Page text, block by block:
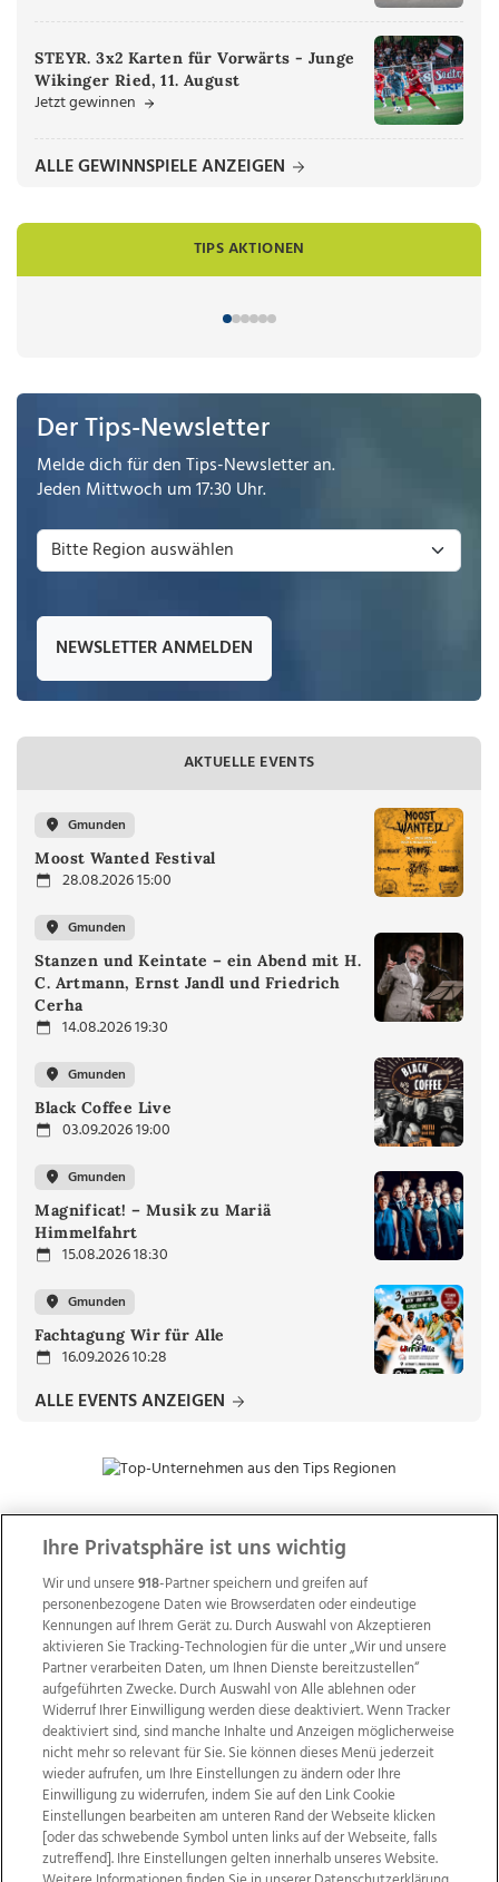
STEYR. 3x2 Karten für Vorwärts - Junge
Wikinger Ried, 11. August
Jetzt gewinnen
ALLE GEWINNSPIELE ANZEIGEN
TIPS AKTIONEN
Der Tips-Newsletter
Melde dich für den Tips-Newsletter an.
Jeden Mittwoch um 17:30 Uhr.
NEWSLETTER ANMELDEN
AKTUELLE EVENTS
Gmunden
Moost Wanted Festival
28.08.2026 15:00
Gmunden
Stanzen und Keintate – ein Abend mit H.
C. Artmann, Ernst Jandl und Friedrich
Cerha
14.08.2026 19:30
Gmunden
Black Coffee Live
03.09.2026 19:00
Gmunden
Magnificat! – Musik zu Mariä
Himmelfahrt
15.08.2026 18:30
Gmunden
Fachtagung Wir für Alle
16.09.2026 10:28
ALLE EVENTS ANZEIGEN
ZUR NACHRICHTENÜBERSICHT
Wir über uns Mediadaten Kontakt
Jobs
Ihre Privatsphäre ist uns wichtig
Wir und unsere918-Partner speichern und greifen auf
personenbezogene Daten wie Browserdaten oder eindeutige
Kennungen auf Ihrem Gerät zu. Durch Auswahl von Akzeptieren
aktivieren Sie Tracking-Technologien für die unter „Wir und unsere
Partner verarbeiten Daten, um Ihnen Dienste bereitzustellen“
aufgeführten Zwecke. Durch Auswahl von Alle ablehnen oder
Widerruf Ihrer Einwilligung werden diese deaktiviert. Wenn Tracker
deaktiviert sind, sind manche Inhalte und Anzeigen möglicherweise
nicht mehr so relevant für Sie. Sie können dieses Menü jederzeit
wieder aufrufen, um Ihre Einstellungen zu ändern oder Ihre
Einwilligung zu widerrufen, indem Sie auf den Link Cookie
Einstellungen bearbeiten am unteren Rand der Webseite klicken
[oder das schwebende Symbol unten links auf der Webseite, falls
zutreffend]. Ihre Einstellungen gelten innerhalb unseres Website.